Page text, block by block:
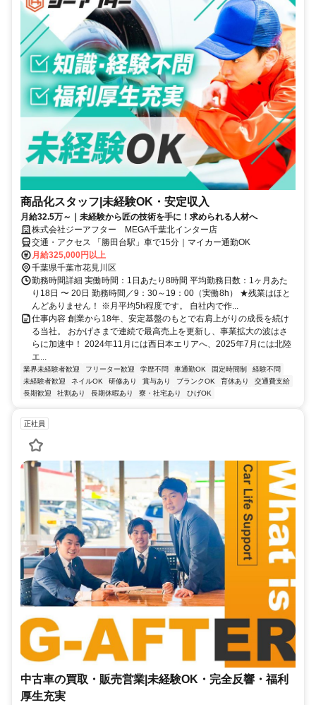
商品化スタッフ|未経験OK・安定収入
月給32.5万～｜未経験から匠の技術を手に！求められる人材へ
株式会社ジーアフター MEGA千葉北インター店
交通・アクセス 「勝田台駅」車で15分｜マイカー通勤OK
月給325,000円以上
千葉県千葉市花見川区
勤務時間詳細 実働時間：1日あたり8時間 平均勤務日数：1ヶ月あた
り18日 〜 20日 勤務時間／9：30～19：00（実働8h） ★残業はほと
んどありません！ ※月平均5h程度です。 自社内で作...
仕事内容 創業から18年、安定基盤のもとで右肩上がりの成長を続け
る当社。 おかげさまで連続で最高売上を更新し、事業拡大の波はさ
らに加速中！ 2024年11月には西日本エリアへ、2025年7月には北陸
エ...
業界未経験者歓迎 フリーター歓迎 学歴不問 車通勤OK 固定時間制
経験不問
未経験者歓迎
ネイルOK 研修あり 賞与あり ブランクOK 育休あり
交通費支給
長期歓迎
社割あり 長期休暇あり 寮・社宅あり ひげOK
正社員
中古車の買取・販売営業|未経験OK・完全反響・福利
厚生充実